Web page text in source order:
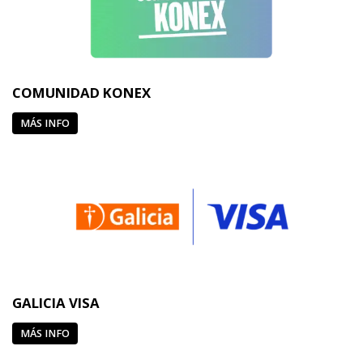
COMUNIDAD KONEX
MÁS INFO
GALICIA VISA
MÁS INFO